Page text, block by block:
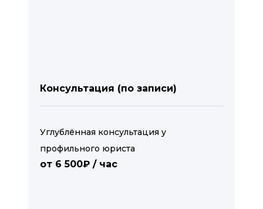
Консультация (по записи)
Углублённая консультация у
профильного юриста
от 6 500₽ / час